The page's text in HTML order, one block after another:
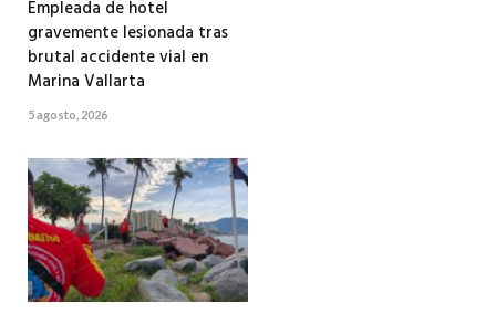
Empleada de hotel
gravemente lesionada tras
brutal accidente vial en
Marina Vallarta
5 agosto, 2026